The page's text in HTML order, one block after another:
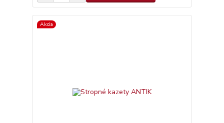
Akcia